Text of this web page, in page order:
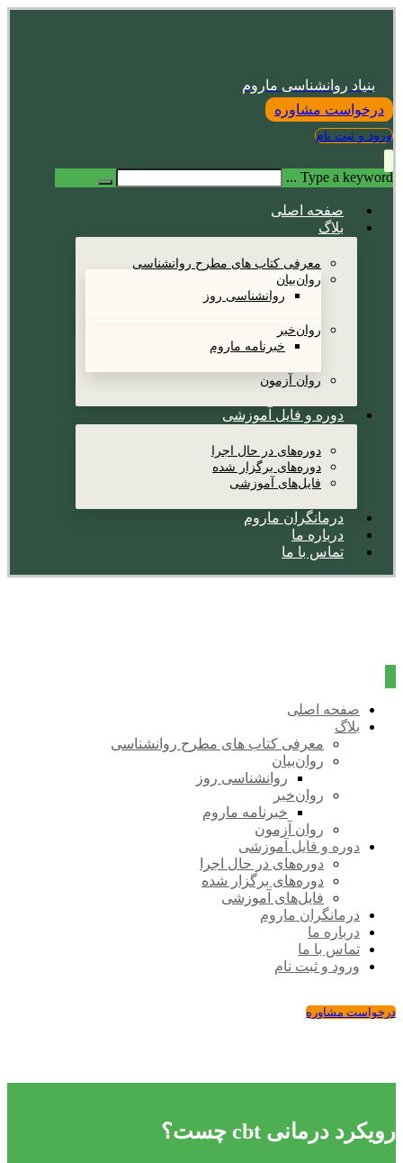
بنیاد روانشناسی ماروم
درخواست مشاوره
ورود و ثبت نام
Type a keyword ...
صفحه اصلی
بلاگ
معرفی کتاب های مطرح روانشناسی
روان‌بیان
روانشناسی روز
روان‌خبر
خبرنامه ماروم
روان آزمون
دوره و فایل آموزشی
دوره‌های در حال اجرا
دوره‌های برگزار شده
فایل‌های آموزشی
درمانگران ماروم
درباره ما
تماس با ما
صفحه اصلی
بلاگ
معرفی کتاب های مطرح روانشناسی
روان‌بیان
روانشناسی روز
روان‌خبر
خبرنامه ماروم
روان آزمون
دوره و فایل آموزشی
دوره‌های در حال اجرا
دوره‌های برگزار شده
فایل‌های آموزشی
درمانگران ماروم
درباره ما
تماس با ما
ورود و ثبت نام
درخواست مشاوره
رویکرد درمانی cbt چست؟